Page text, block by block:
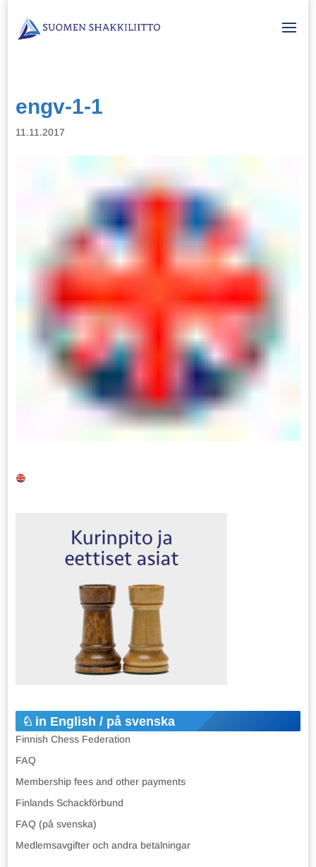
engv-1-1
11.11.2017
in English / på svenska
Finnish Chess Federation
FAQ
Membership fees and other payments
Finlands Schackförbund
FAQ (på svenska)
Medlemsavgifter och andra betalningar